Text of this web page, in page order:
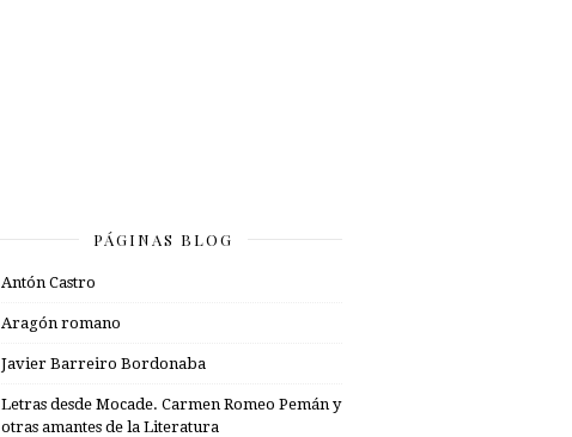
PÁGINAS BLOG
Antón Castro
Aragón romano
Javier Barreiro Bordonaba
Letras desde Mocade. Carmen Romeo Pemán y
otras amantes de la Literatura